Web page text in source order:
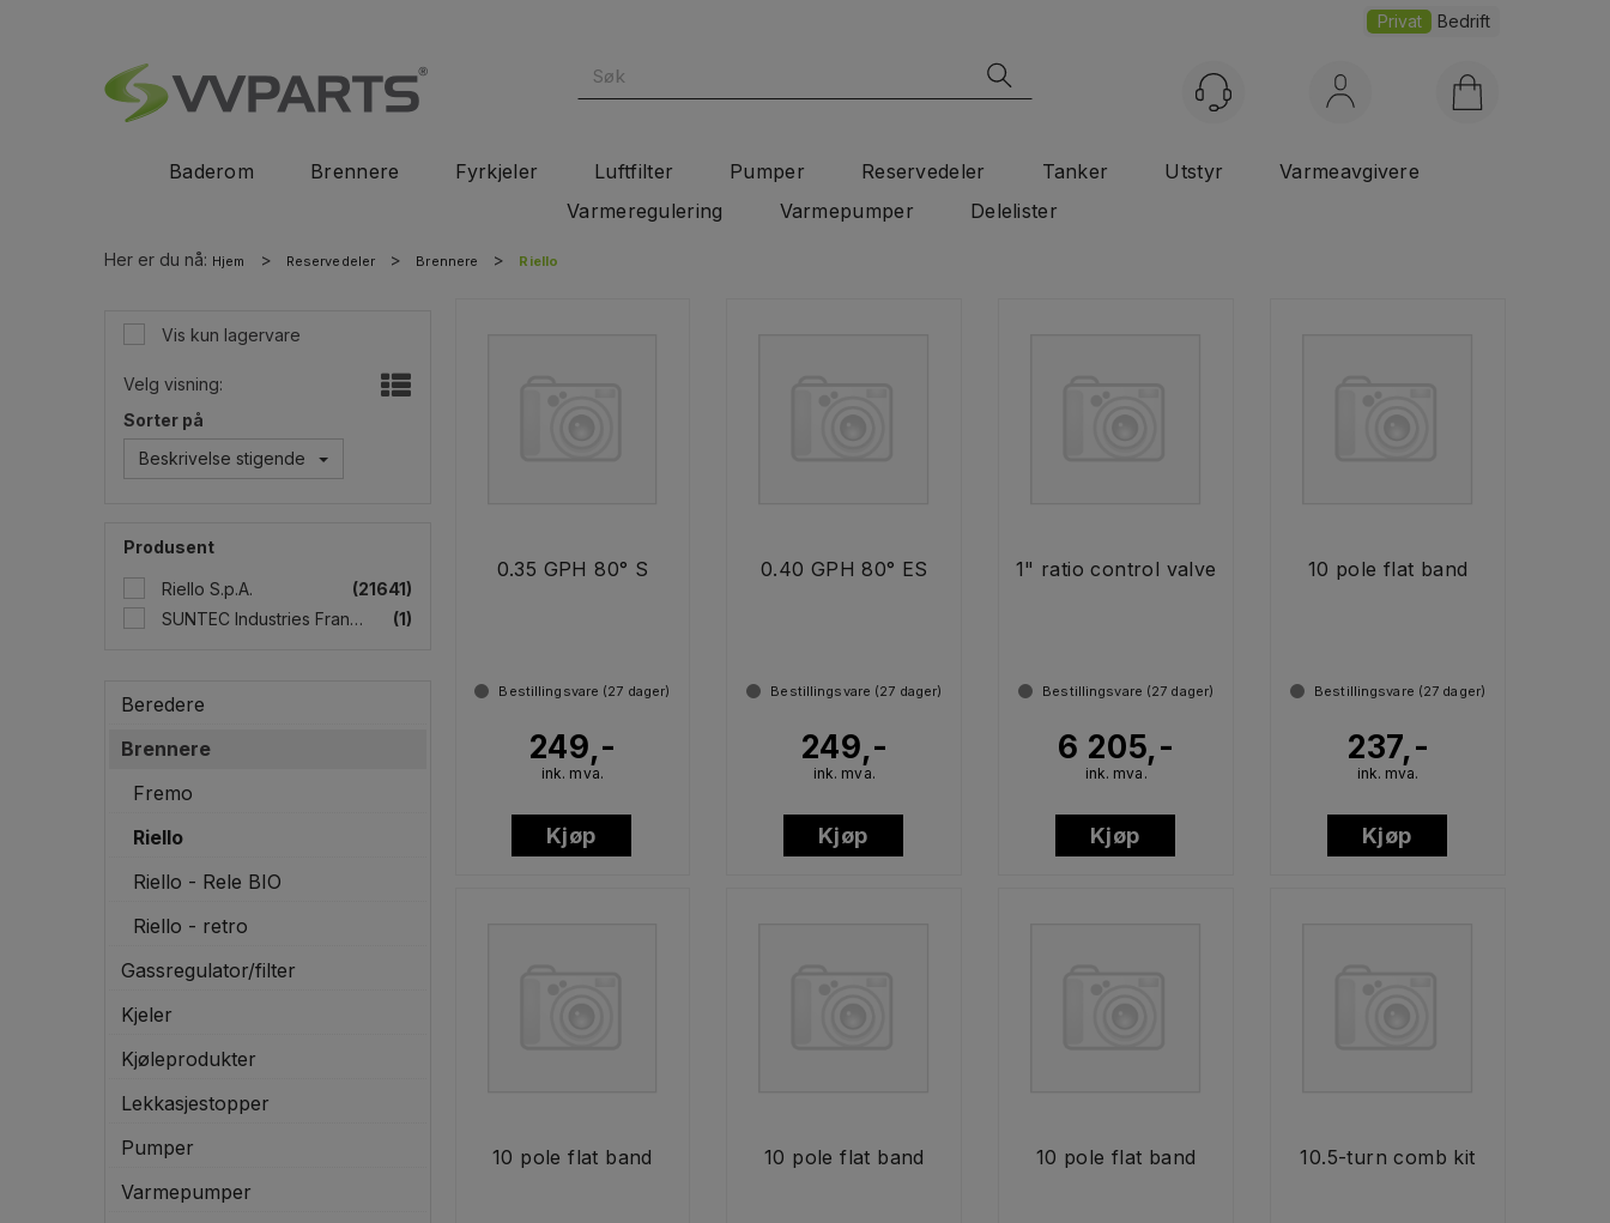
Privat Bedrift
Baderom Brennere Fyrkjeler Luftfilter Pumper Reservedeler Tanker Utstyr
Varmeavgivere
Varmeregulering
Varmepumper Delelister
Her er du nå: Hjem > Reservedeler > Brennere > Riello
Vis kun lagervare
Velg visning:
Sorter på
Beskrivelse stigende
Produsent
Riello S.p.A.
(21641)
SUNTEC Industries France
(1)
Beredere
Brennere
Fremo
Riello
Riello - Rele BIO
Riello - retro
Gassregulator/filter
Kjeler
Kjøleprodukter
Lekkasjestopper
Pumper
Varmepumper
0.35 GPH 80° S
Bestillingsvare (27 dager)
249,-
ink. mva.
Kjøp
0.40 GPH 80° ES
Bestillingsvare (27 dager)
249,-
ink. mva.
Kjøp
1" ratio control valve
Bestillingsvare (27 dager)
6 205,-
ink. mva.
Kjøp
10 pole flat band
Bestillingsvare (27 dager)
237,-
ink. mva.
Kjøp
10 pole flat band 10 pole flat band 10 pole flat band 10.5-turn comb kit